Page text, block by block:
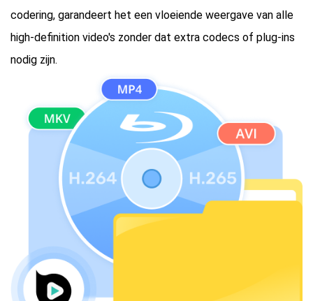
codering, garandeert het een vloeiende weergave van alle
high-definition video's zonder dat extra codecs of plug-ins
nodig zijn.